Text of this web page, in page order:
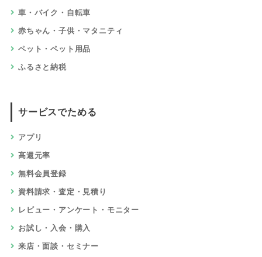
車・バイク・自転車
赤ちゃん・子供・マタニティ
ペット・ペット用品
ふるさと納税
サービスでためる
アプリ
高還元率
無料会員登録
資料請求・査定・見積り
レビュー・アンケート・モニター
お試し・入会・購入
来店・面談・セミナー